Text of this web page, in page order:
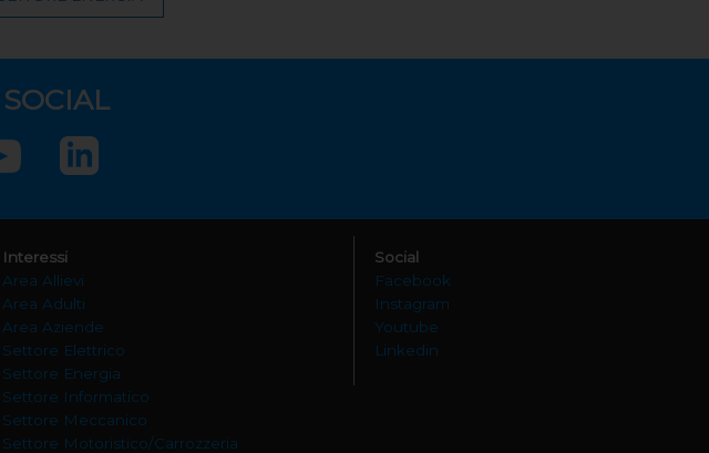
Interessi
Area Allievi
Area Adulti
Area Aziende
Settore Elettrico
Settore Energia
Settore Informatico
Settore Meccanico
Settore Motoristico/Carrozzeria
Social
Facebook
Instagram
Youtube
Linkedin